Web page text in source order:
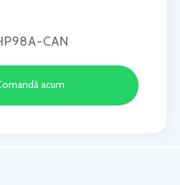
CAN
acum